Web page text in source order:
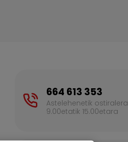
664 613 353
Astelehenetik ostiralera
9.00etatik 15.00etara